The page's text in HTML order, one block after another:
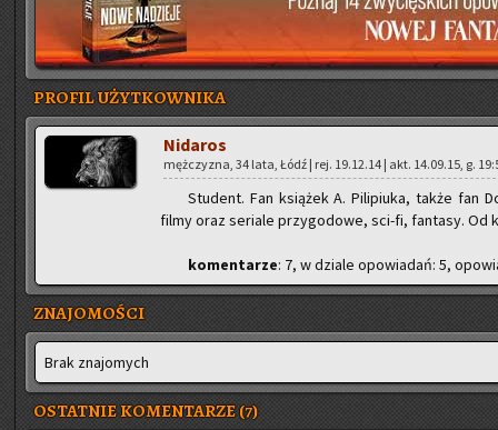
PROFIL UŻYTKOWNIKA
Ni­da­ros
męż­czy­zna, 34 lata, Łódź | rej. 19.12.14 | akt. 14.09.15, g.
Stu­dent. Fan ksią­żek A. Pi­li­piu­ka, także fan
filmy oraz se­ria­le przy­go­do­we, sci-fi, fan­ta­sy. Od
ko­men­ta­rze: 7, w dzia­le opo­wia­dań: 5,
ZNAJOMOŚCI
Brak zna­jo­mych
OSTATNIE KOMENTARZE (7)